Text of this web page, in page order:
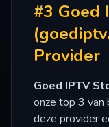
#3 Goed
Provider
Goed IPTV
onze top 3
deze provider